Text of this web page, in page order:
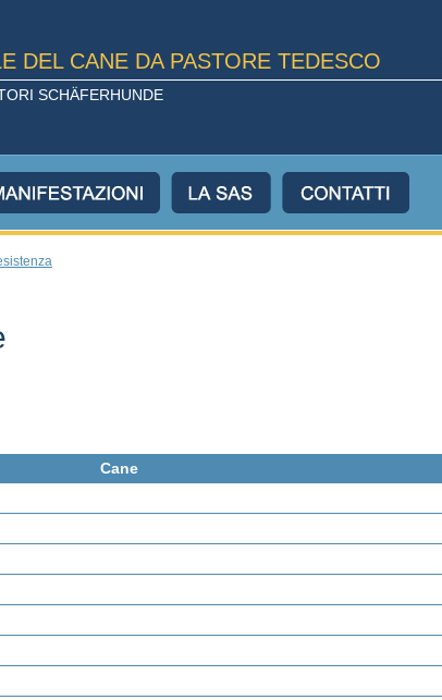
DEL CANE DA PASTORE TEDESCO
SCHÄFERHUNDE
Cane